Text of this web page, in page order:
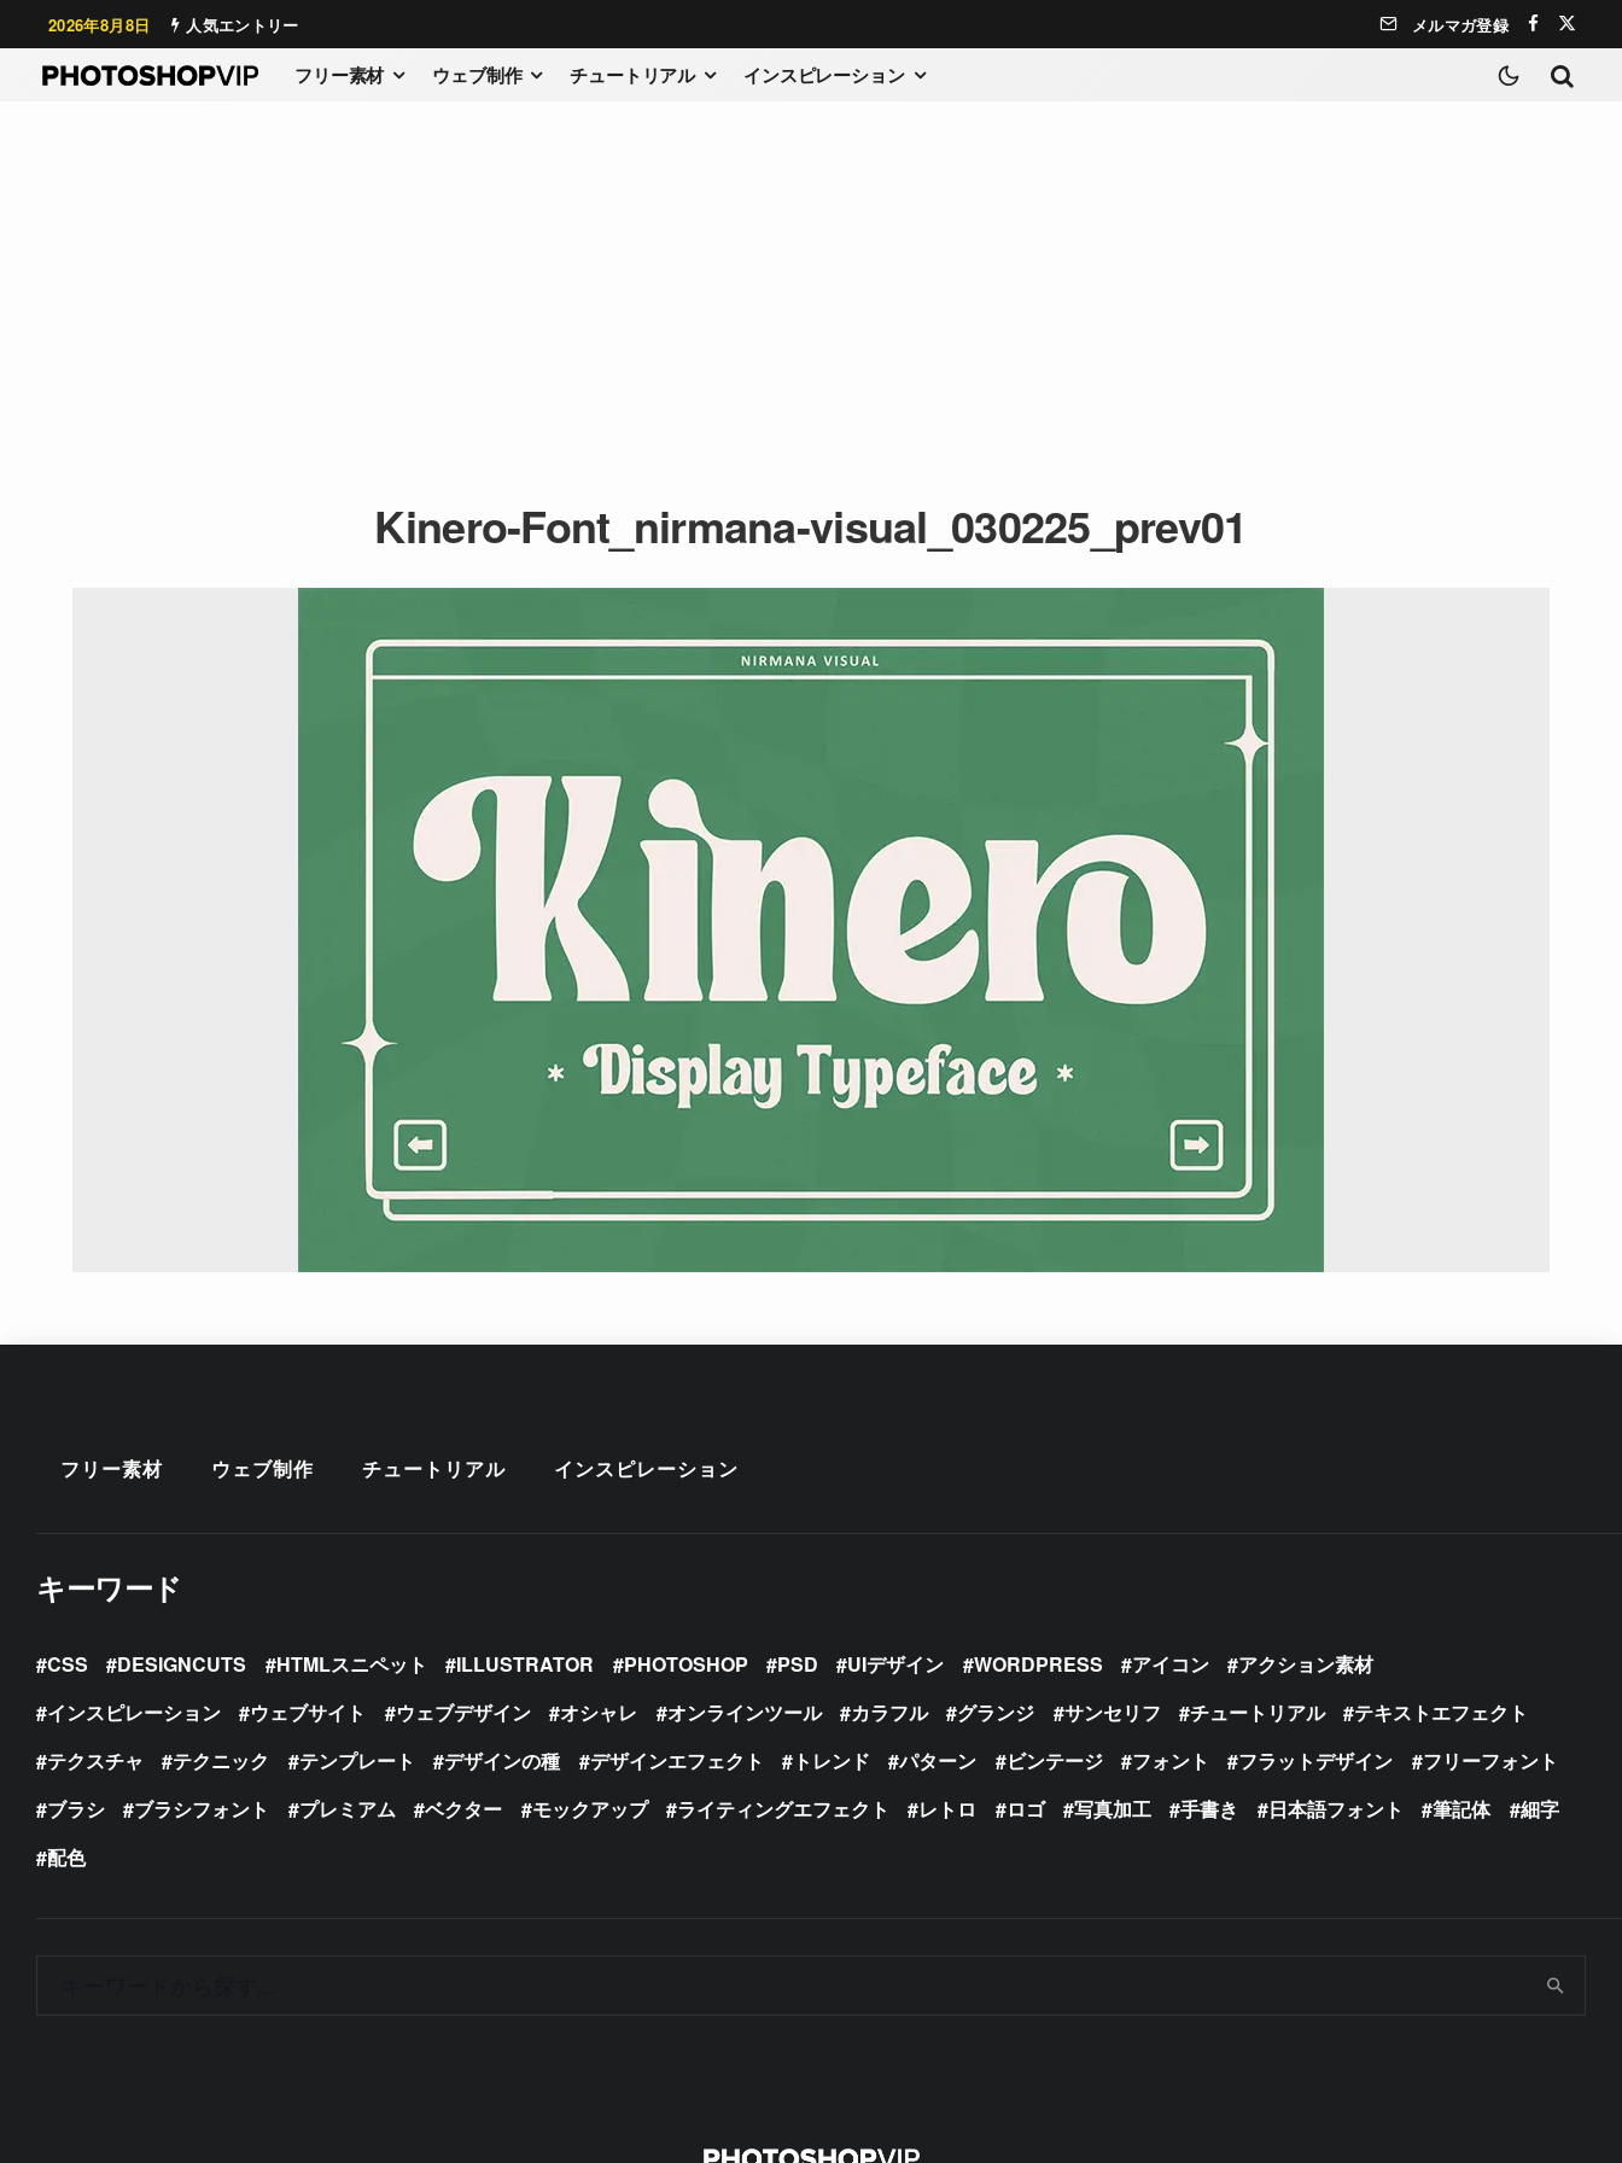
2026年8月8日 人気エントリー メルマガ登録
フリー素材 ウェブ制作 チュートリアル インスピレーション
Kinero-Font_nirmana-visual_030225_prev01
フリー素材 ウェブ制作 チュートリアル インスピレーション
キーワード
CSS DESIGNCUTS HTMLスニペット ILLUSTRATOR PHOTOSHOP PSD UIデザイン WORDPRESS アイコン
アクション素材
インスピレーション
ウェブサイト ウェブデザイン オシャレ オンラインツール カラフル グランジ サンセリフ チュートリアル
テキストエフェクト
テクスチャ
テクニック テンプレート デザインの種 デザインエフェクト トレンド パターン ビンテージ フォント フラットデザイン
フリーフォント
ブラシ
ブラシフォント プレミアム ベクター モックアップ ライティングエフェクト レトロ ロゴ 写真加工 手書き 日本語フォント 筆記体
細字
配色